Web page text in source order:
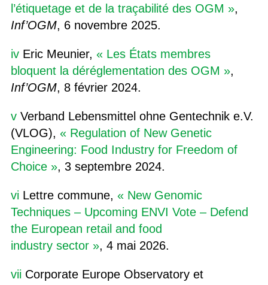
l’étiquetage et de la traçabilité des OGM »,
Inf’OGM, 6 novembre 2025.
ivEric Meunier, « Les États membres
bloquent la déréglementation des OGM »,
Inf’OGM, 8 février 2024.
vVerband Lebensmittel ohne Gentechnik e.V.
(VLOG), « Regulation of New Genetic
Engineering: Food Industry for Freedom of
Choice », 3 septembre 2024.
viLettre commune, « New Genomic
Techniques – Upcoming ENVI Vote – Defend
the European retail and food
industry sector », 4 mai 2026.
viiCorporate Europe Observatory et